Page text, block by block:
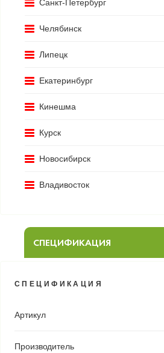
Санкт-Петербург
Челябинск
Липецк
Екатеринбург
Кинешма
Курск
Новосибирск
Владивосток
СПЕЦИФИКАЦИЯ
СПЕЦИФИКАЦИЯ
Артикул
Производитель